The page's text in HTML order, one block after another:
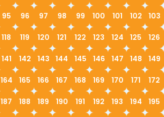
95 96 97 98 99 100 101 102 103
118 119 120 121 122 123 124 125 126
141 142 143 144 145 146 147 148 149
164 165 166 167 168 169 170 171 172
187 188 189 190 191 192 193 194 195